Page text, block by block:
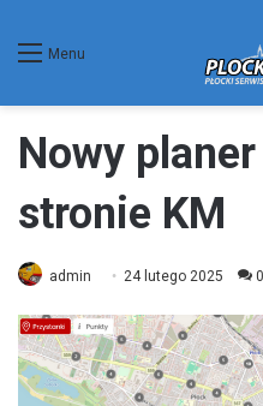
Menu
Nowy
stronie KM
admin 24 lutego 2025 0